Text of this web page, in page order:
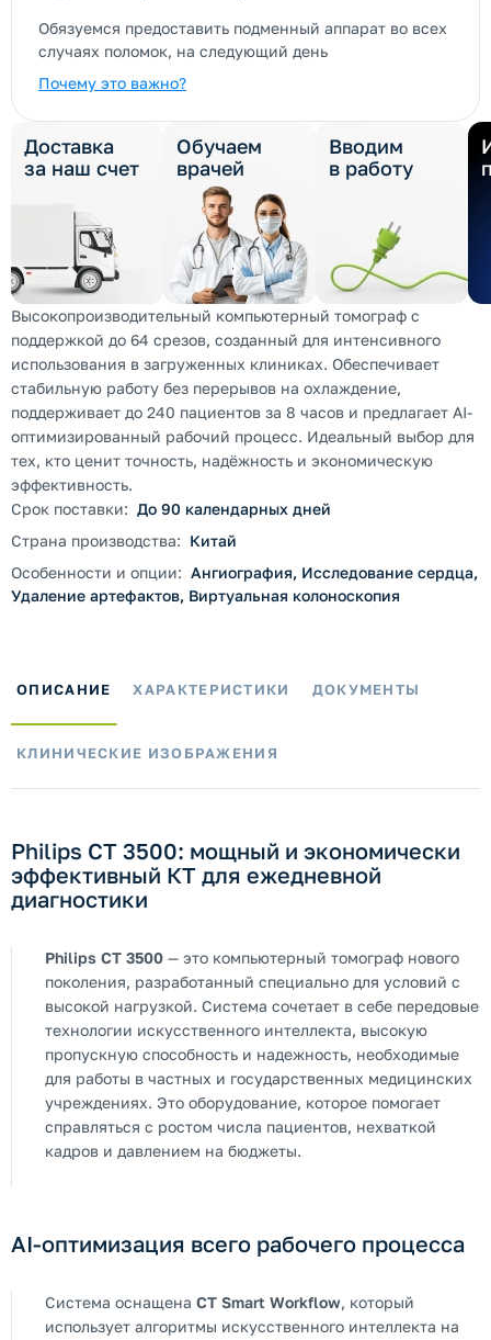
Обязуемся предоставить подменный аппарат во всех
случаях поломок, на следующий день
Почему это важно?
Доставка
за наш счет
Обучаем
врачей
Вводим
в работу
Высокопроизводительный компьютерный томограф с
поддержкой до 64 срезов, созданный для интенсивного
использования в загруженных клиниках. Обеспечивает
стабильную работу без перерывов на охлаждение,
поддерживает до 240 пациентов за 8 часов и предлагает AI-
оптимизированный рабочий процесс. Идеальный выбор для
тех, кто ценит точность, надёжность и экономическую
эффективность.
Срок поставки: До 90 календарных дней
Страна производства: Китай
Особенности и опции: Ангиография, Исследование сердца,
Удаление артефактов, Виртуальная колоноскопия
ОПИСАНИЕ ХАРАКТЕРИСТИКИ ДОКУМЕНТЫ
КЛИНИЧЕСКИЕ ИЗОБРАЖЕНИЯ
Philips CT 3500: мощный и экономически
эффективный КТ для ежедневной
диагностики
Philips CT 3500 — это компьютерный томограф нового
поколения, разработанный специально для условий с
высокой нагрузкой. Система сочетает в себе передовые
технологии искусственного интеллекта, высокую
пропускную способность и надежность, необходимые
для работы в частных и государственных медицинских
учреждениях. Это оборудование, которое помогает
справляться с ростом числа пациентов, нехваткой
кадров и давлением на бюджеты.
AI-оптимизация всего рабочего процесса
Система оснащена CT Smart Workflow, который
использует алгоритмы искусственного интеллекта на